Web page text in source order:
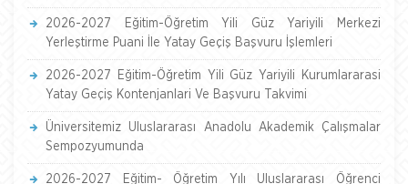
2026-2027 Eğitim-Öğretim Yili Güz Yariyili Merkezi
Yerleştirme Puani İle Yatay Geçiş Başvuru İşlemleri
2026-2027 Eğitim-Öğretim Yili Güz Yariyili Kurumlararasi
Yatay Geçiş Kontenjanlari Ve Başvuru Takvimi
Üniversitemiz Uluslararası Anadolu Akademik Çalışmalar
Sempozyumunda
2026-2027 Eğitim- Öğretim Yılı Uluslararası Öğrenci